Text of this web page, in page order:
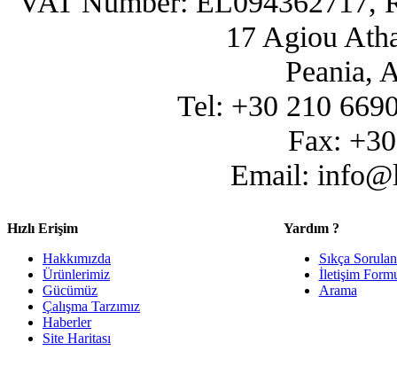
17 Agiou
Peania,
Tel: +30 210
Fax:
Email:
Hızlı Erişim
Hakkımızda
Ürünlerimiz
Gücümüz
Çalışma Tarzımız
Haberler
Site Haritası
Yardım ?
Sıkça
İletişim
Arama